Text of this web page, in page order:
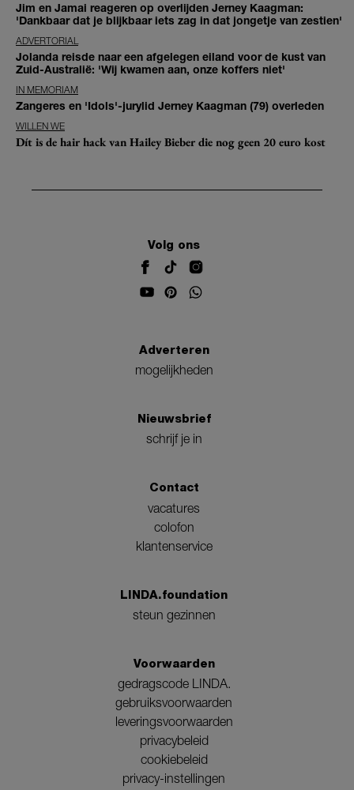
Jim en Jamai reageren op overlijden Jerney Kaagman:
'Dankbaar dat je blijkbaar iets zag in dat jongetje van zestien'
ADVERTORIAL
Jolanda reisde naar een afgelegen eiland voor de kust van
Zuid-Australië: 'Wij kwamen aan, onze koffers niet'
IN MEMORIAM
Zangeres en 'Idols'-jurylid Jerney Kaagman (79) overleden
WILLEN WE
Dít is de hair hack van Hailey Bieber die nog geen 20 euro kost
Volg ons
Adverteren
mogelijkheden
Nieuwsbrief
schrijf je in
Contact
vacatures
colofon
klantenservice
LINDA.foundation
steun gezinnen
Voorwaarden
gedragscode LINDA.
gebruiksvoorwaarden
leveringsvoorwaarden
privacybeleid
cookiebeleid
privacy-instellingen